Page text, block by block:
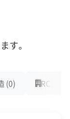
く変わって
事
す。
(0) RC造 (0)